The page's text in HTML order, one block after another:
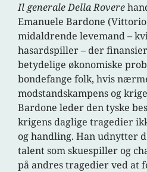
Il generale Della Rovere
Emanuele Bardone (Vittorio
midaldrende levemand –
hasardspiller – der
betydelige økonomiske
bondefange folk, hvis
modstandskampens og
Bardone leder den tyske
krigens daglige tragedier
og handling. Han udnytter
talent som skuespiller og
på andres tragedier ved at